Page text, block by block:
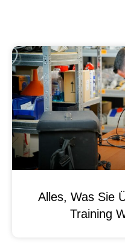
Alles, Was Sie
Training